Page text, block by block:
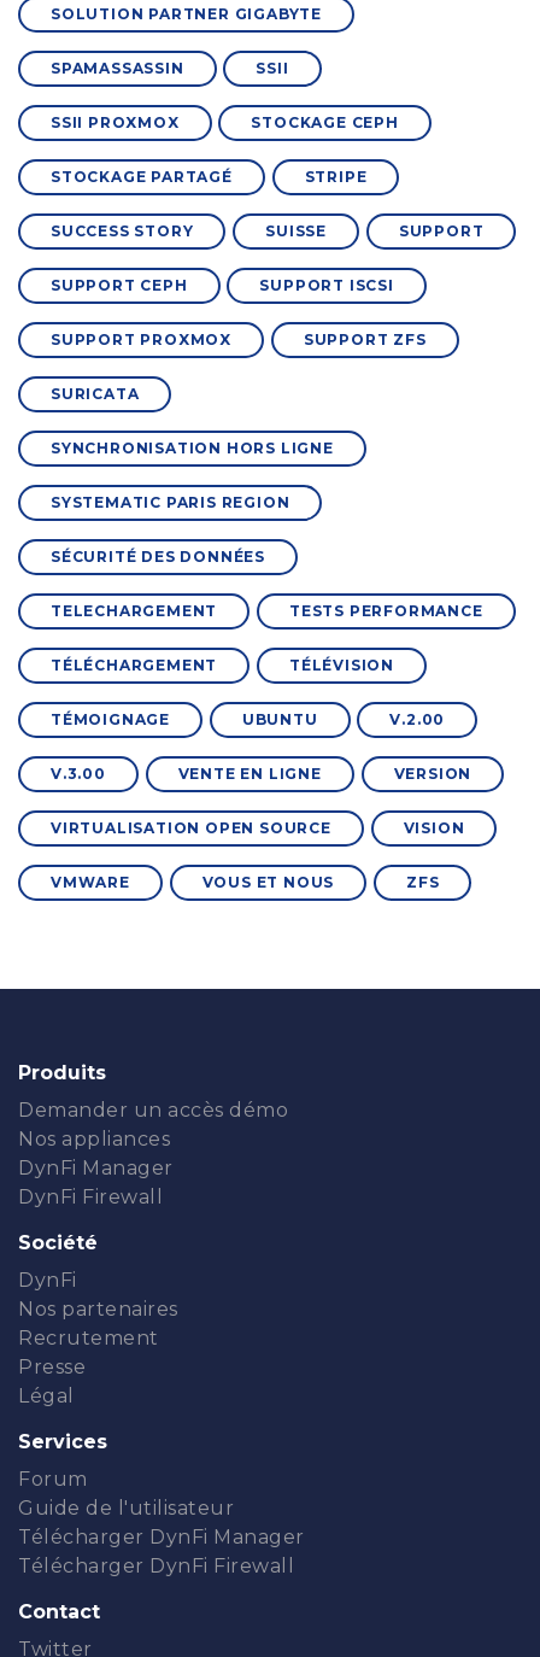
SOLUTION PARTNER GIGABYTE
SPAMASSASSIN SSII
SSII PROXMOX STOCKAGE CEPH
STOCKAGE PARTAGÉ STRIPE
SUCCESS STORY SUISSE SUPPORT
SUPPORT CEPH SUPPORT ISCSI
SUPPORT PROXMOX SUPPORT ZFS
SURICATA
SYNCHRONISATION HORS LIGNE
SYSTEMATIC PARIS REGION
SÉCURITÉ DES DONNÉES
TELECHARGEMENT TESTS PERFORMANCE
TÉLÉCHARGEMENT TÉLÉVISION
TÉMOIGNAGE UBUNTU V.2.00
V.3.00 VENTE EN LIGNE VERSION
VIRTUALISATION OPEN SOURCE VISION
VMWARE VOUS ET NOUS ZFS
Produits
Demander un accès démo
Nos appliances
DynFi Manager
DynFi Firewall
Société
DynFi
Nos partenaires
Recrutement
Presse
Légal
Services
Forum
Guide de l'utilisateur
Télécharger DynFi Manager
Télécharger DynFi Firewall
Contact
Twitter